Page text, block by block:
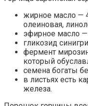
жирное масло —
олеиновая,
эфирное масло —
гликозид
фермент
который
семена богаты
в листьях есть
железа.